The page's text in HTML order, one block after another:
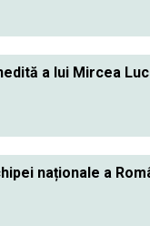
a lui Mircea
naționale a